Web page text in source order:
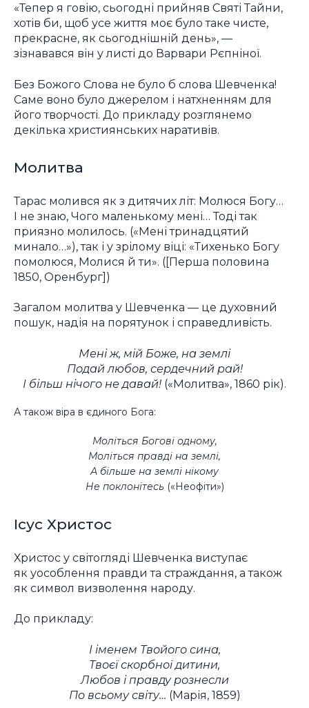
«Тепер я говію, сьогодні прийняв Святі Тайни,
хотів би, щоб усе життя моє було таке чисте,
прекрасне, як сьогоднішній день», —
зізнавався він у листі до Варвари Рєпніної.
Без Божого Слова не було б слова Шевченка!
Саме воно було джерелом і натхненням для
його творчості. До прикладу розглянемо
декілька християнських наративів.
Молитва
Тарас молився як з дитячих літ: Молюся Богу…
І не знаю, Чого маленькому мені… Тоді так
приязно молилось. («Мені тринадцятий
минало…»), так і у зрілому віці: «Тихенько Богу
помолюся, Молися й ти». ([Перша половина
1850, Оренбург])
Загалом молитва у Шевченка — це духовний
пошук, надія на порятунок і справедливість.
Мені ж, мій Боже, на землі
Подай любов, сердечний рай!
І більш нічого не давай! («Молитва», 1860 рік).
А також віра в єдиного Бога:
Моліться Богові одному,
Моліться правді на землі,
А більше на землі нікому
Не поклонітесь(«Неофіти»)
Ісус Христос
Христос у світогляді Шевченка виступає
як уособлення правди та страждання, а також
як символ визволення народу.
До прикладу:
І іменем Твойого сина,
Твоєї скорбної дитини,
Любов і правду рознесли
По всьому світу… (Марія, 1859)